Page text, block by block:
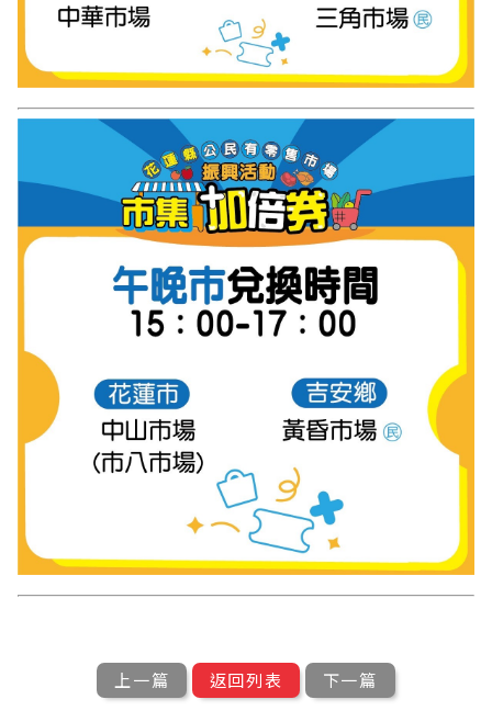
上一篇 返回列表 下一篇